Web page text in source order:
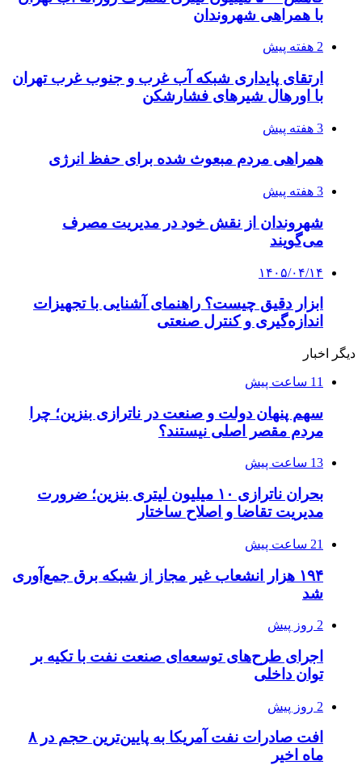
با همراهی شهروندان
2 هفته پیش
ارتقای پایداری شبکه آب غرب و جنوب غرب تهران
با اورهال شیرهای فشارشکن
3 هفته پیش
همراهی مردم مبعوث شده برای حفظ انرژی
3 هفته پیش
شهروندان از نقش خود در مدیریت مصرف
می‌گویند
۱۴۰۵/۰۴/۱۴
ابزار دقیق چیست؟ راهنمای آشنایی با تجهیزات
اندازه‌گیری و کنترل صنعتی
دیگر اخبار
11 ساعت پیش
سهم پنهان دولت و صنعت در ناترازی بنزین؛ چرا
مردم مقصر اصلی نیستند؟
13 ساعت پیش
بحران ناترازی ۱۰ میلیون لیتری بنزین؛ ضرورت
مدیریت تقاضا و اصلاح ساختار
21 ساعت پیش
۱۹۴ هزار انشعاب غیر مجاز از شبکه برق جمع‌آوری
شد
2 روز پیش
اجرای طرح‌های توسعه‌ای صنعت نفت با تکیه بر
توان داخلی
2 روز پیش
افت صادرات نفت آمریکا به پایین‌ترین حجم در ۸
ماه اخیر